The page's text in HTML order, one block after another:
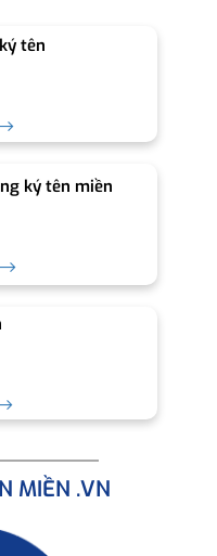
tên
⟶
ký tên miền
⟶
MIỀN .VN